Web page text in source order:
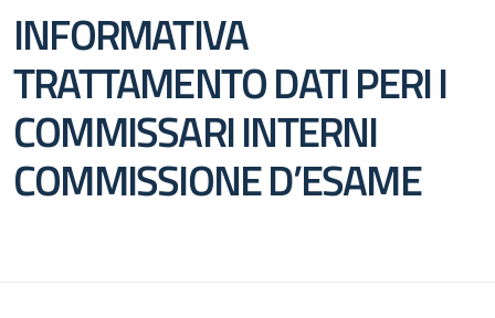
INFORMATIVA
TRATTAMENTO DATI PERI I
COMMISSARI INTERNI
COMMISSIONE D’ESAME